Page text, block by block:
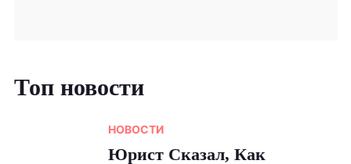
Топ новости
НОВОСТИ
Юрист Сказал, Как